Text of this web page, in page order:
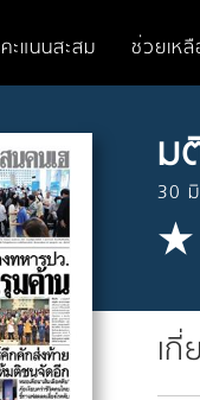
คะแนนสะสม ช่วยเห
ม
30
เ